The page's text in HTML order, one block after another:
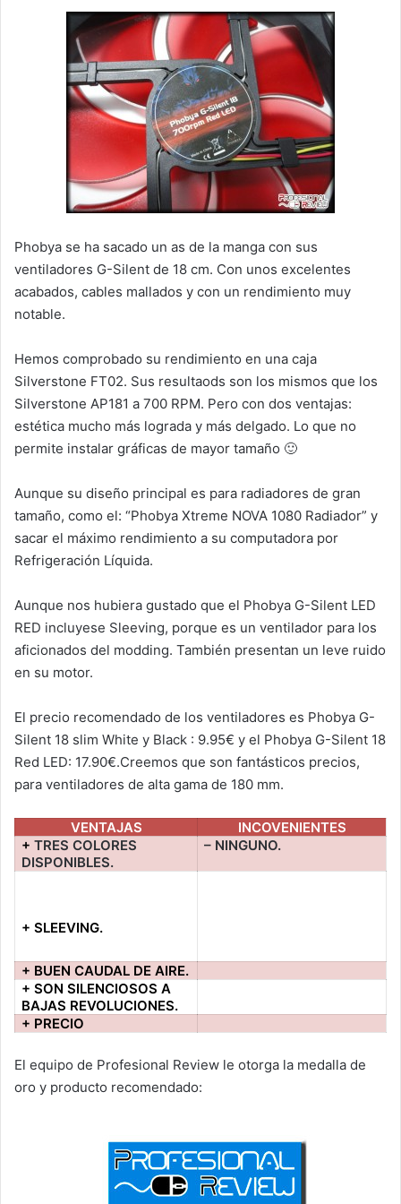
Phobya se ha sacado un as de la manga con sus
ventiladores G-Silent de 18 cm. Con unos excelentes
acabados, cables mallados y con un rendimiento muy
notable.
Hemos comprobado su rendimiento en una caja
Silverstone FT02. Sus resultaods son los mismos que los
Silverstone AP181 a 700 RPM. Pero con dos ventajas:
estética mucho más lograda y más delgado. Lo que no
permite instalar gráficas de mayor tamaño 🙂
Aunque su diseño principal es para radiadores de gran
tamaño, como el: “Phobya Xtreme NOVA 1080 Radiador” y
sacar el máximo rendimiento a su computadora por
Refrigeración Líquida.
Aunque nos hubiera gustado que el Phobya G-Silent LED
RED incluyese Sleeving, porque es un ventilador para los
aficionados del modding. También presentan un leve ruido
en su motor.
El precio recomendado de los ventiladores es Phobya G-
Silent 18 slim White y Black : 9.95€ y el Phobya G-Silent 18
Red LED: 17.90€.Creemos que son fantásticos precios,
para ventiladores de alta gama de 180 mm.
VENTAJAS
INCOVENIENTES
+TRES COLORES
DISPONIBLES.
– NINGUNO.
+ SLEEVING.
+ BUEN CAUDAL DE AIRE.
+ SON SILENCIOSOS A
BAJAS REVOLUCIONES.
+ PRECIO
El equipo de Profesional Review le otorga la medalla de
oro y producto recomendado: